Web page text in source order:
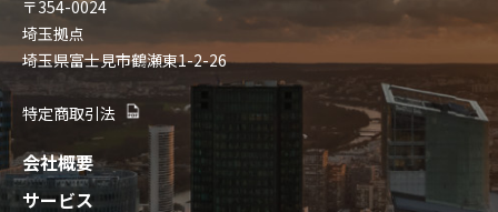
〒354-0024
埼玉拠点
埼玉県富士見市鶴瀬東1-2-26
特定商取引法
会社概要
サービス